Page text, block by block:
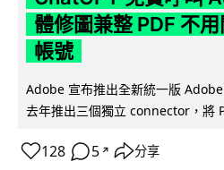
體修圖兼整 PDF 不
帳號
Adobe 宣布推出全新統一版
去年推出三個獨立 connector，將
128 5 ↗ 分享